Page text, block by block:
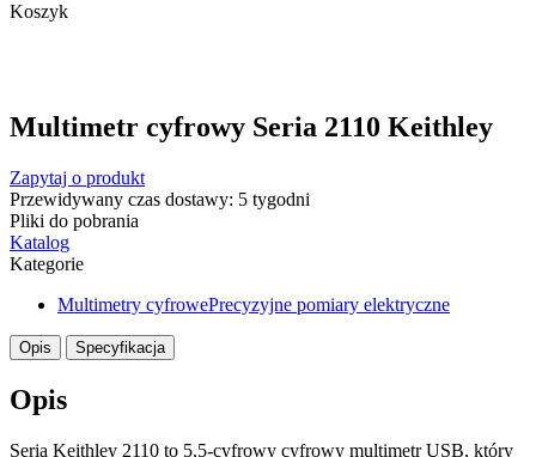
Koszyk
Multimetr cyfrowy Seria 2110 Keithley
Zapytaj o produkt
Przewidywany czas dostawy: 5 tygodni
Pliki do pobrania
Katalog
Kategorie
Multimetry cyfrowePrecyzyjne pomiary elektryczne
Opis Specyfikacja
Opis
Seria Keithley 2110 to 5,5-cyfrowy cyfrowy multimetr USB, który